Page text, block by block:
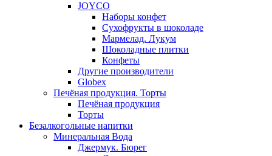
JOYCO
Наборы конфет
Сухофрукты в шоколаде
Мармелад. Лукум
Шоколадные плитки
Конфеты
Другие производители
Globex
Печёная продукция. Торты
Печёная продукция
Торты
Безалкогольные напитки
Минеральная Вода
Джермук. Бюрег